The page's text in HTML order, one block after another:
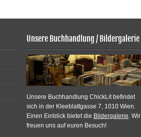
Unsere Buchhandlung / Bildergalerie
Unsere Buchhandlung ChickLit befindet
sich in der Kleeblattgasse 7, 1010 Wien.
Einen Einblick bietet die Bildergalerie. Wir
freuen uns auf euren Besuch!